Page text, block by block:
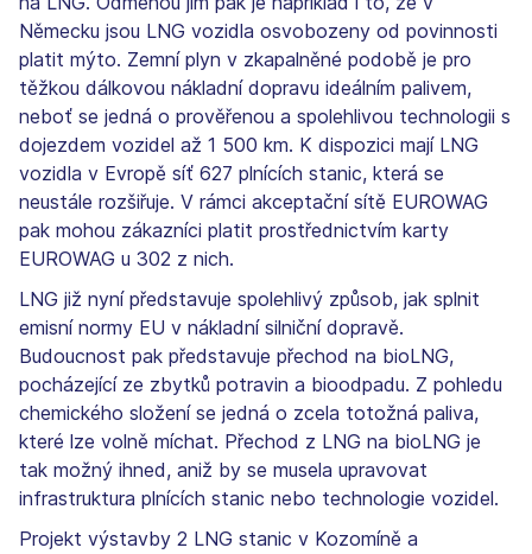
Německu jsou LNG vozidla osvobozeny od povinnosti
platit mýto. Zemní plyn v zkapalněné podobě je pro
těžkou dálkovou nákladní dopravu ideálním palivem,
neboť se jedná o prověřenou a spolehlivou technologii s
dojezdem vozidel až 1 500 km. K dispozici mají LNG
vozidla v Evropě síť 627 plnících stanic, která se
neustále rozšiřuje. V rámci akceptační sítě EUROWAG
pak mohou zákazníci platit prostřednictvím karty
EUROWAG u 302 z nich.
LNG již nyní představuje spolehlivý způsob, jak splnit
emisní normy EU v nákladní silniční dopravě.
Budoucnost pak představuje přechod na bioLNG,
pocházející ze zbytků potravin a bioodpadu. Z pohledu
chemického složení se jedná o zcela totožná paliva,
které lze volně míchat. Přechod z LNG na bioLNG je
tak možný ihned, aniž by se musela upravovat
infrastruktura plnících stanic nebo technologie vozidel.
Projekt výstavby 2 LNG stanic v Kozomíně a